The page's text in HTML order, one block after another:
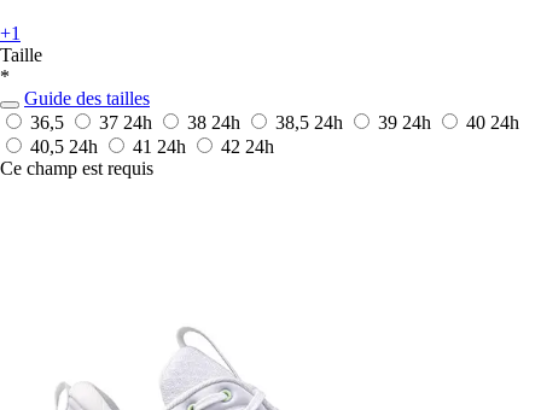
+1
Taille
*
Guide des tailles
36,5
37 24h 38 24h 38,5 24h 39 24h 40 24h
40,5 24h 41 24h 42 24h
Ce champ est requis